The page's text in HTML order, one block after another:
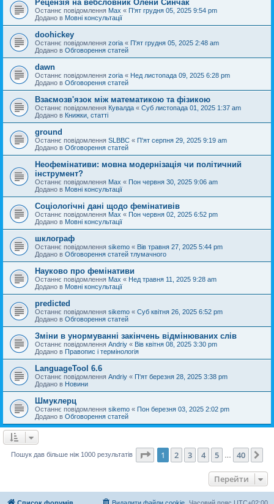
Рецензія на вебсловник Олени Синчак
Останнє повідомлення Max « П'ят грудня 05, 2025 9:54 pm
Додано в Мовні консультації
doohickey
Останнє повідомлення zoria « П'ят грудня 05, 2025 2:48 am
Додано в Обговорення статей
dawn
Останнє повідомлення zoria « Нед листопада 09, 2025 6:28 pm
Додано в Обговорення статей
Взаємозв'язок між математикою та фізикою
Останнє повідомлення Кувалда « Суб листопада 01, 2025 1:37 am
Додано в Книжки, статті
ground
Останнє повідомлення SLBBC « П'ят серпня 29, 2025 9:19 am
Додано в Обговорення статей
Неофемінативи: мовна модернізація чи політичний
інструмент?
Останнє повідомлення Max « Пон червня 30, 2025 9:06 am
Додано в Мовні консультації
Соціологічні дані щодо фемінативів
Останнє повідомлення Max « Пон червня 02, 2025 6:52 pm
Додано в Мовні консультації
шклограф
Останнє повідомлення sikemo « Вів травня 27, 2025 5:44 pm
Додано в Обговорення статей тлумачного
Науково про фемінативи
Останнє повідомлення Max « Нед травня 11, 2025 9:28 am
Додано в Мовні консультації
predicted
Останнє повідомлення sikemo « Суб квітня 26, 2025 6:52 pm
Додано в Обговорення статей
Зміни в унормуванні закінчень відмінюваних слів
Останнє повідомлення Andriy « Вів квітня 08, 2025 3:30 pm
Додано в Правопис і термінологія
LanguageTool 6.6
Останнє повідомлення Andriy « П'ят березня 28, 2025 3:38 pm
Додано в Новини
Шмуклерц
Останнє повідомлення sikemo « Пон березня 03, 2025 2:02 pm
Додано в Обговорення статей
Пошук дав більше ніж 1000 результатів Сторінка 1 40
1 2 3 4 5 40
Перейти
Список форумів Часовий пояс UTC+02:00
Видалити файли cookie